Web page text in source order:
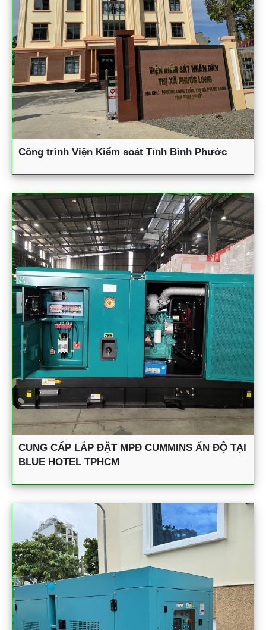
Công trình Viện Kiểm soát Tỉnh Bình Phước
CUNG CẤP LẮP ĐẶT MPĐ CUMMINS ẤN ĐỘ TẠI
BLUE HOTEL TPHCM